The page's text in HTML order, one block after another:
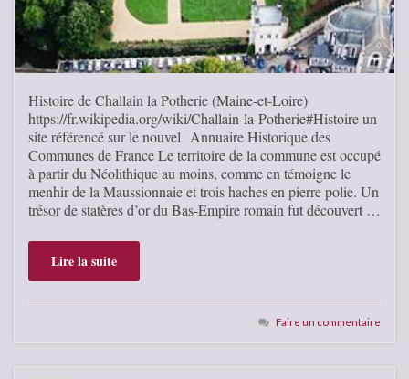
Histoire de Challain la Potherie (Maine-et-Loire)
https://fr.wikipedia.org/wiki/Challain-la-Potherie#Histoire un
site référencé sur le nouvel Annuaire Historique des
Communes de France Le territoire de la commune est occupé
à partir du Néolithique au moins, comme en témoigne le
menhir de la Maussionnaie et trois haches en pierre polie. Un
trésor de statères d’or du Bas-Empire romain fut découvert …
Lire la suite
Faire un commentaire